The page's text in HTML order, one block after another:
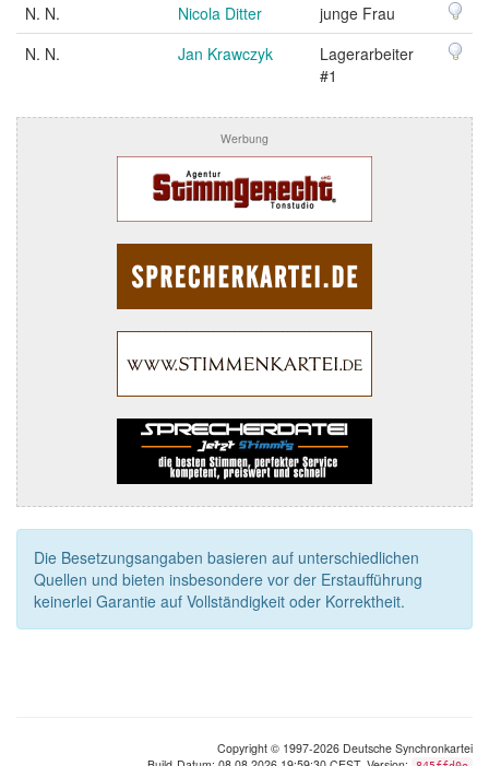
N. N. Nicola Ditter
junge Frau
N. N.
Jan Krawczyk
Lagerarbeiter
#1
Werbung
Die Besetzungsangaben basieren auf unterschiedlichen
Quellen und bieten insbesondere vor der Erstaufführung
keinerlei Garantie auf Vollständigkeit oder Korrektheit.
Copyright © 1997-2026 Deutsche Synchronkartei